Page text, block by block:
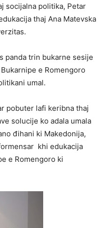
socijalna politika, Petar
thaj Ana Matevska
panda trin bukarne sesije
e Romengoro
umal.
pobuter lafi keribna thaj
solucije ko adala umala
đihani ki Makedonija,
khi edukacija
e Romengoro ki